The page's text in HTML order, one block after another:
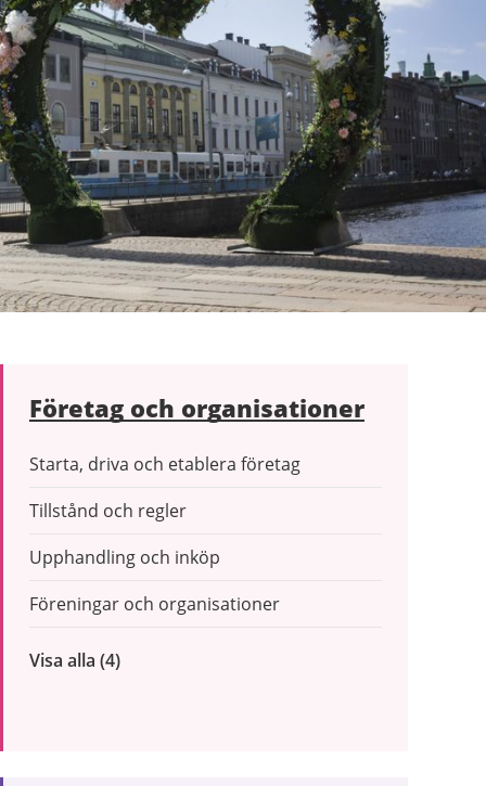
Företag och organisationer
Starta, driva och etablera företag
Tillstånd och regler
Upphandling och inköp
Föreningar och organisationer
Visa alla inom
(4)